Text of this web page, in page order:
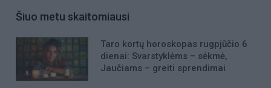
Šiuo metu skaitomiausi
Taro kortų horoskopas rugpjūčio 6
dienai: Svarstyklėms – sėkmė,
Jaučiams – greiti sprendimai